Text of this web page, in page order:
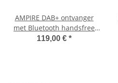
AMPIRE DAB+ ontvanger
met Bluetooth handsfree
systeem inclusief DAB+
119,00 € *